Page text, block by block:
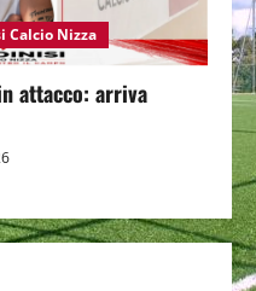
Calcio Nizza
attacco: arriva